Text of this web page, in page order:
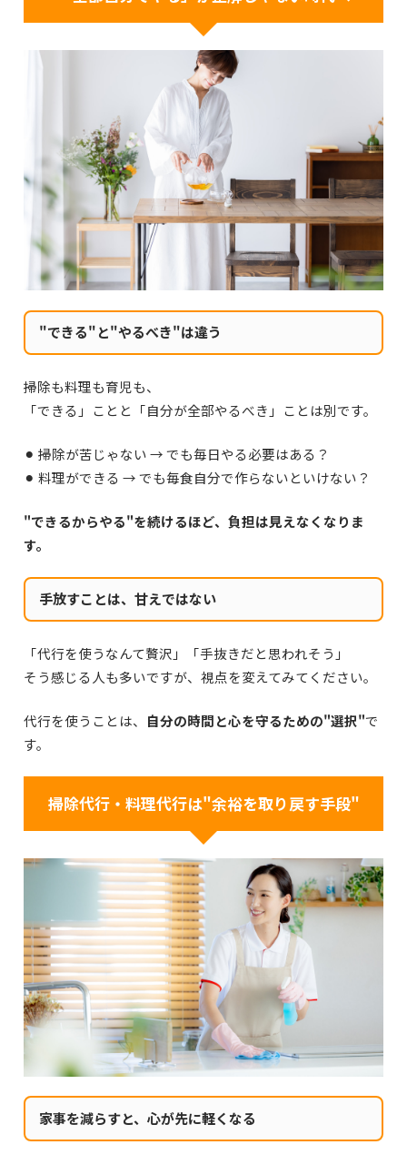
"できる"と"やるべき"は違う
掃除も料理も育児も、
「できる」ことと「自分が全部やるべき」ことは別です。
⚫︎ 掃除が苦じゃない → でも毎日やる必要はある？
⚫︎ 料理ができる → でも毎食自分で作らないといけない？
"できるからやる"を続けるほど、負担は見えなくなりま
す。
手放すことは、甘えではない
「代行を使うなんて贅沢」
「手抜きだと思われそう」
そう感じる人も多いですが、視点を変えてみてください。
代行を使うことは、 自分の時間と心を守るための"選択"で
す。
掃除代行・料理代行は"余裕を取り戻す手段"
家事を減らすと、心が先に軽くなる